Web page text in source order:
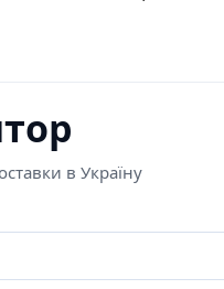
в Україну